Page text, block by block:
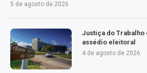
5 de agosto de 2026
Justiça do Trabalho
assédio eleitoral
4 de agosto de 2026